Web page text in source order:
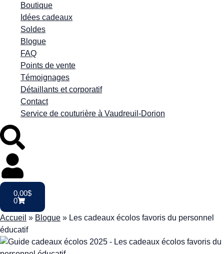
Boutique
Idées cadeaux
Soldes
Blogue
FAQ
Points de vente
Témoignages
Détaillants et corporatif
Contact
Service de couturière à Vaudreuil-Dorion
0,00$
0
Accueil » Blogue » Les cadeaux écolos favoris du personnel
éducatif